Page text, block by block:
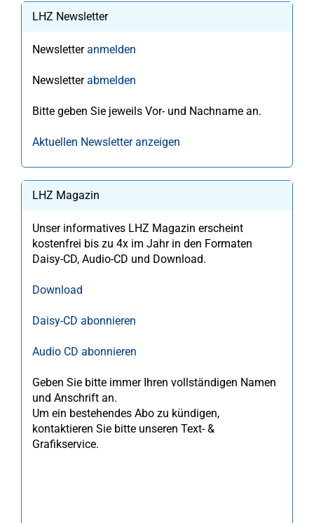
LHZ Newsletter
Newsletteranmelden
Newsletterabmelden
Bitte geben Sie jeweils Vor- und Nachname an.
Aktuellen Newsletter anzeigen
LHZ Magazin
Unser informatives LHZ Magazin erscheint
kostenfrei bis zu 4x im Jahr in den Formaten
Daisy-CD, Audio-CD und Download.
Download
Daisy-CD abonnieren
Audio CD abonnieren
Geben Sie bitte immer Ihren vollständigen Namen
und Anschrift an.
Um ein bestehendes Abo zu kündigen,
kontaktieren Sie bitte unseren Text- &
Grafikservice.